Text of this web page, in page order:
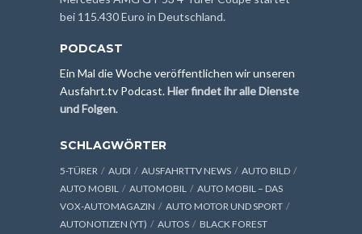
bei 115.430 Euro in Deutschland.
PODCAST
Ein Mal die Woche veröffentlichen wir unseren
Ausfahrt.tv Podcast.Hier findet ihr alle Dienste
und Folgen.
SCHLAGWÖRTER
5-TÜRER AUDI AUSFAHRTTV NEWS
AUTO BILD
AUTO MOBIL
AUTOMOBIL
AUTO MOBIL – DAS
VOX-AUTOMAGAZIN
AUTO MOTOR UND SPORT
AUTONOTIZEN (YT)
AUTOS
BLACK FOREST